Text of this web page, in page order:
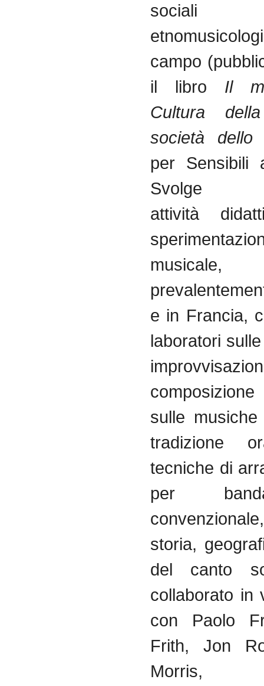
sociali
campo (
il
libro Il
Cultura
della
società
dello
per Sensibili
Svolge
attività
musicale,
e in Francia,
laboratori sulle
composizione
sulle musiche
tradizione
tecniche di
per
convenzionale
storia,
del canto
collaborato in
con Paolo
Frith, Jon